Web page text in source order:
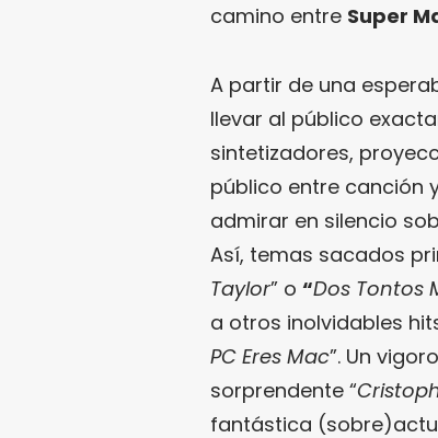
camino entre Super
A partir de una
llevar al público
sintetizadores,
público entre canción
admirar en silencio
Así, temas sacados
Taylor” o “Dos Tontos
a otros inolvidables
PC Eres Mac”. Un
sorprendente “
fantástica